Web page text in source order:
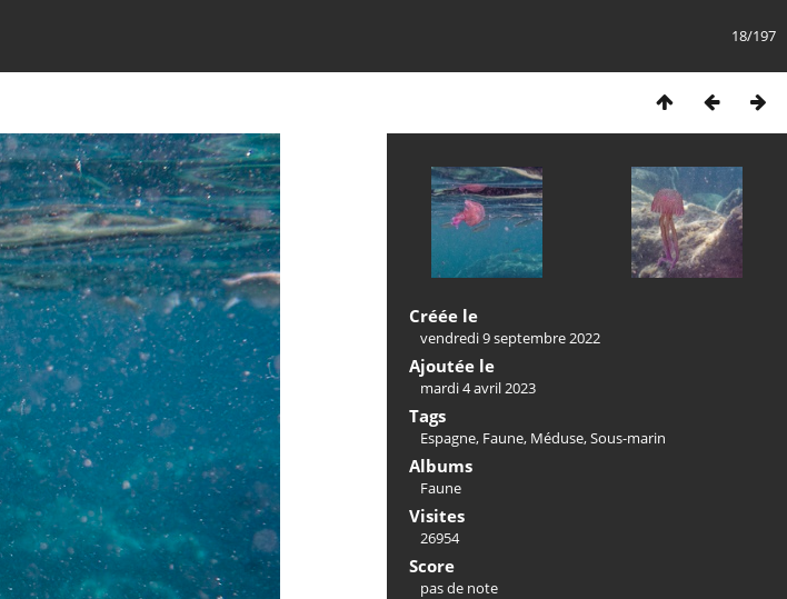
18/197
Créée le
vendredi 9 septembre 2022
Ajoutée le
mardi 4 avril 2023
Tags
Espagne, Faune, Méduse,Sous-marin
Albums
Faune
Visites
26954
Score
pas de note